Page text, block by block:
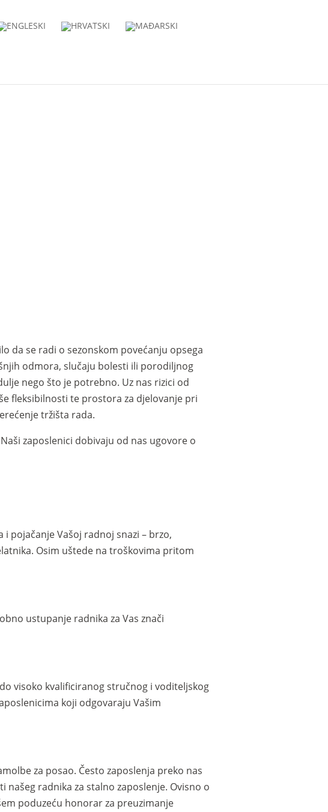
da se radi o sezonskom povećanju opsega
odmora, slučaju bolesti ili porodiljnog
nego što je potrebno. Uz nas rizici od
fleksibilnosti te prostora za djelovanje pri
tržišta rada.
zaposlenici dobivaju od nas ugovore o
pojačanje Vašoj radnoj snazi – brzo,
Osim uštede na troškovima pritom
ustupanje radnika za Vas znači
visoko kvalificiranog stručnog i voditeljskog
koji odgovaraju Vašim
za posao. Često zaposlenja preko nas
radnika za stalno zaposlenje. Ovisno o
poduzeću honorar za preuzimanje